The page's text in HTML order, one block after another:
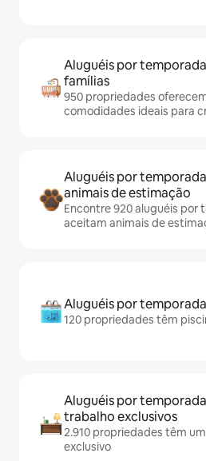
Aluguéis por
famílias
950 propriedades
comodidades ideais para
Aluguéis por
animais de estimação
Encontre 920 aluguéis por
aceitam animais de
Aluguéis por
120 propriedades têm
Aluguéis por
trabalho exclusivos
2.910 propriedades têm
exclusivo